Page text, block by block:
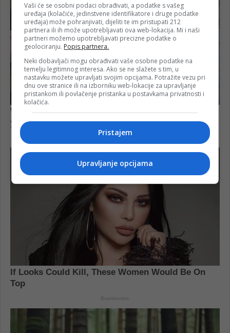
Vaši će se osobni podaci obrađivati, a podatke s vašeg
uređaja (kolačiće, jedinstvene identifikatore i druge podatke
uređaja) može pohranjivati, dijeliti te im pristupati 212
partnera ili ih može upotrebljavati ova web-lokacija. Mi i naši
partneri možemo upotrebljavati precizne podatke o
geolociranju. Popis partnera.
Neki dobavljači mogu obrađivati vaše osobne podatke na
temelju legitimnog interesa. Ako se ne slažete s tim, u
nastavku možete upravljati svojim opcijama. Potražite vezu pri
dnu ove stranice ili na izborniku web-lokacije za upravljanje
pristankom ili povlačenje pristanka u postavkama privatnosti i
kolačića.
Pristajem
Upravljanje opcijama